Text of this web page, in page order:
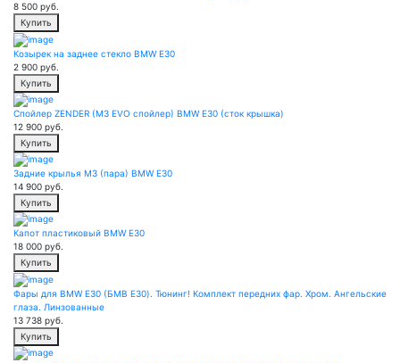
8 500 руб.
Купить
Козырек на заднее стекло BMW E30
2 900 руб.
Купить
Спойлер ZENDER (M3 EVO спойлер) BMW E30 (сток крышка)
12 900 руб.
Купить
Задние крылья M3 (пара) BMW E30
14 900 руб.
Купить
Капот пластиковый BMW E30
18 000 руб.
Купить
Фары для BMW E30 (БМВ Е30). Тюнинг! Комплект передних фар. Хром. Ангельские
глаза. Линзованные
13 738 руб.
Купить